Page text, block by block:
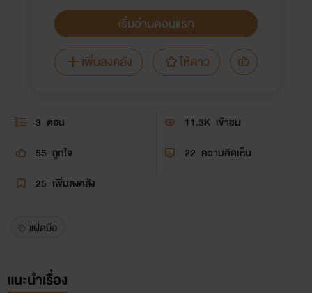
เริ่มอ่านตอนแรก
เพิ่มลงคลัง
ให้ดาว
3 ตอน 11.3K เข้าชม
55 ถูกใจ 22 ความคิดเห็น
25 เพิ่มลงคลัง
แฝดมือ
แนะนำเรื่อง